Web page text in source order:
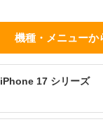
機種・メニューか
iPhone 17 シリーズ